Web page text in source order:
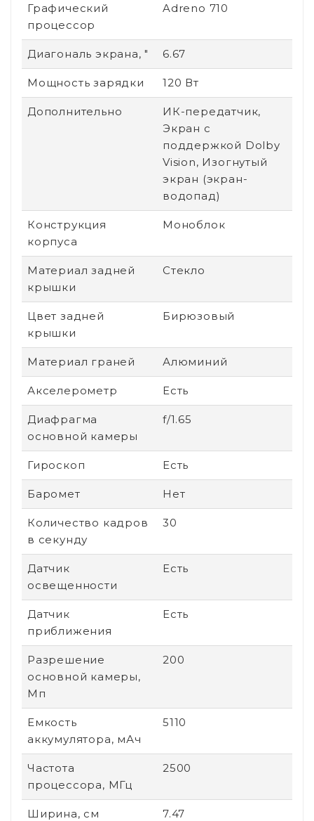
Графический
процессор
Adreno 710
Диагональ экрана, " 6.67
Мощность зарядки 120 Вт
Дополнительно
ИК-передатчик,
Экран с
поддержкой Dolby
Vision, Изогнутый
экран (экран-
водопад)
Конструкция
корпуса
Моноблок
Материал задней
крышки
Стекло
Цвет задней
крышки
Бирюзовый
Материал граней Алюминий
Акселерометр Есть
Диафрагма
основной камеры
f/1.65
Гироскоп Есть
Баромет Нет
Количество кадров
в секунду
30
Датчик
освещенности
Есть
Датчик
приближения
Есть
Разрешение
основной камеры,
Мп
200
Емкость
аккумулятора, мАч
5110
Частота
процессора, МГц
2500
Ширина, см 7.47